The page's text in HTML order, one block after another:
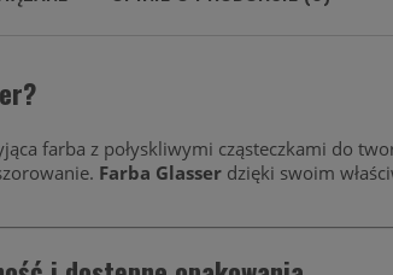
farba z połyskliwymi cząsteczkami do
Farba Glasser dzięki swoim